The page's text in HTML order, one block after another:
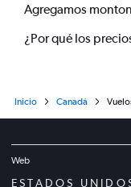
Agregamos
¿Por qué los
Inicio Canadá
Web
ESTADOS